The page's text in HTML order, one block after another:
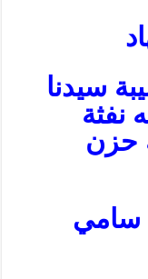
سيدنا
نفثة
حزن
سامي